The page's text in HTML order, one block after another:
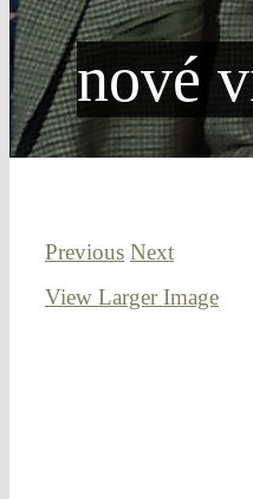
nové
Previous Next
View Larger Image